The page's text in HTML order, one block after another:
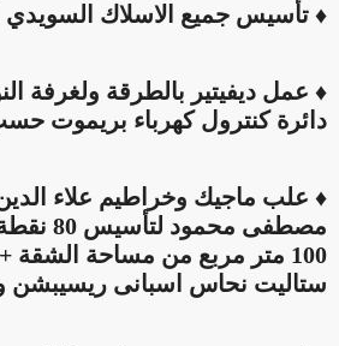
♦ تأسيس جميع الاسلاك السويدي
♦ عمل ديفيتير بالطرقة ولغرفة
دائرة كنترول كهرباء بريموت
♦ علب ماجيك وخراطيم علاء
مصطفى
100 متر مربع من مساحة الشقة
ستاليت نحاس اسبانى ريسيبشن